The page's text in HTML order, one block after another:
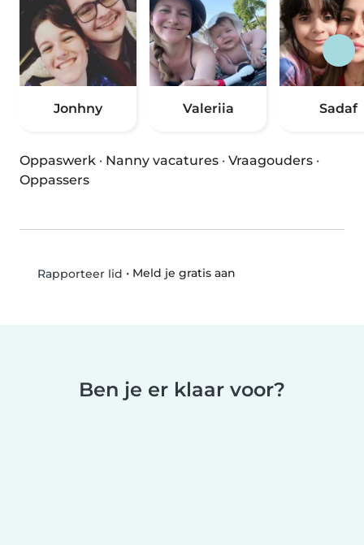
Jonhny Valeriia Sadaf
Oppaswerk · Nanny vacatures · Vraagouders ·
Oppassers
Rapporteer lid • Meld je gratis aan
Ben je er klaar voor?